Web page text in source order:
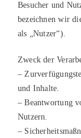
Besucher und
bezeichnen wir
als „Nutzer“).
Zweck der
–
und Inhalte.
– Beantwortung
Nutzern.
–